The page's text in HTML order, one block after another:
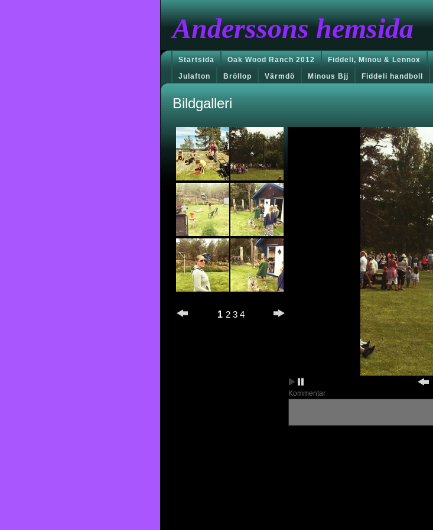
Anderssons hemsida
Startsida Oak Wood Ranch 2012 Fiddeli, Minou & Lennox
Julafton
Bröllop Värmdö Minous Bjj Fiddeli handboll
Bildgalleri
1 2 3 4
Kommentar